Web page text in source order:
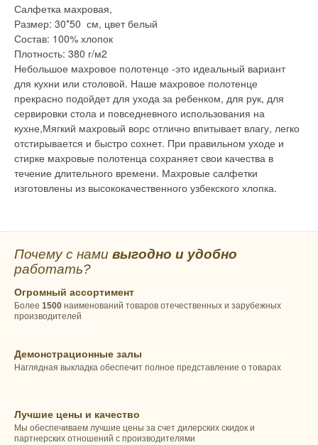
Салфетка махровая,
Размер: 30*50 см, цвет белый
Состав: 100% хлопок
Плотность: 380 г/м2
Небольшое махровое полотенце -это идеальный вариант
для кухни или столовой. Наше махровое полотенце
прекрасно подойдет для ухода за ребенком, для рук, для
сервировки стола и повседневного использования на
кухне,Мягкий махровый ворс отлично впитывает влагу, легко
отстирывается и быстро сохнет. При правильном уходе и
стирке махровые полотенца сохраняет свои качества в
течение длительного времени. Махровые салфетки
изготовлены из высококачественного узбекского хлопка.
Почему с нами выгодно и удобно
работать?
Огромный ассортимент
Более 1500 наименований товаров отечественных и зарубежных
производителей
Демонстрационные залы
Наглядная выкладка обеспечит полное представление о товарах
Лучшие цены и качество
Мы обеспечиваем лучшие цены за счет дилерских скидок и
партнерских отношений с производителями